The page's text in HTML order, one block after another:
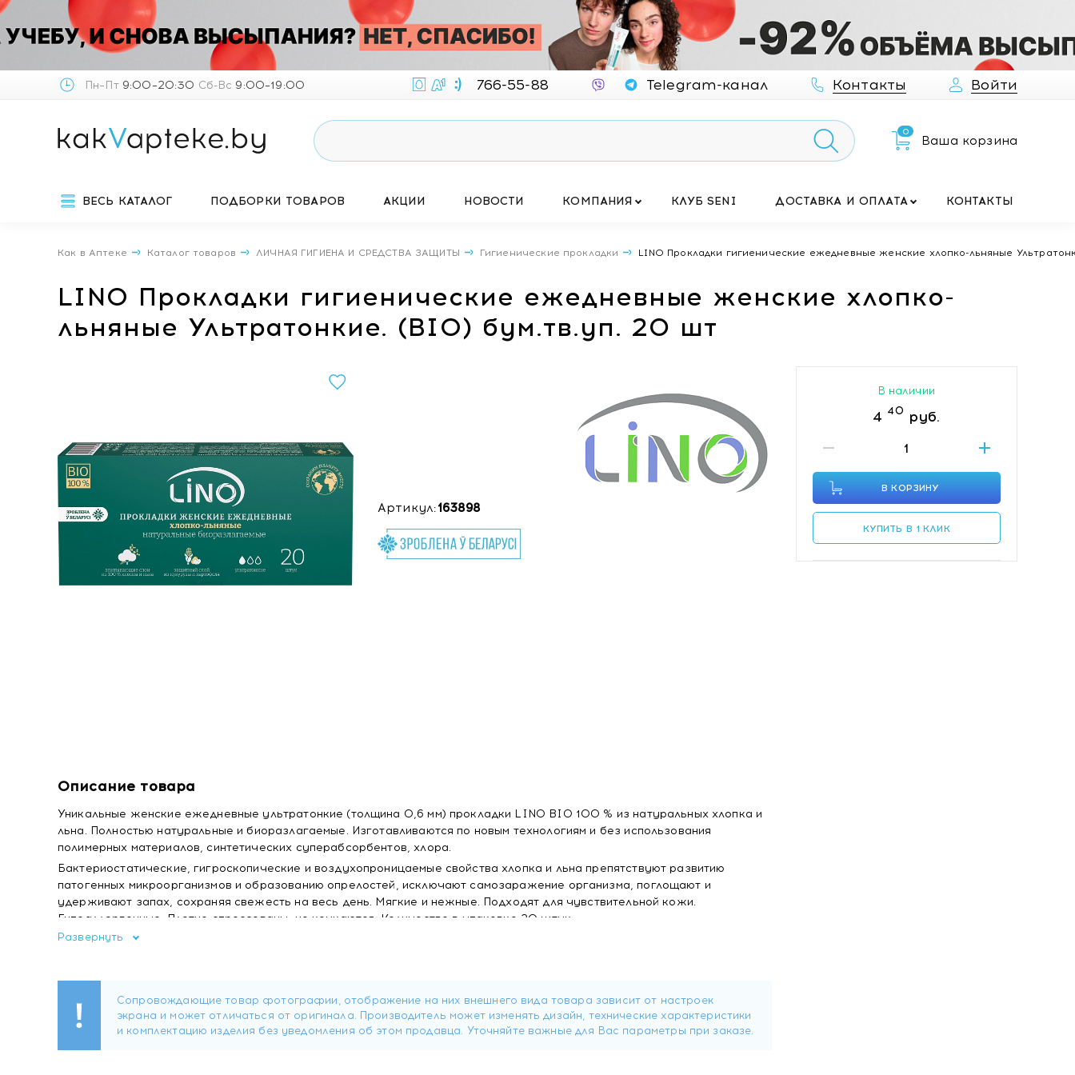
Пн–Пт9:00–20:30 Сб-Вс 9:00–19:00 766-55-88 Telegram-канал Контакты Войти
0
Ваша корзина
ВЕСЬ КАТАЛОГ ПОДБОРКИ ТОВАРОВ АКЦИИ НОВОСТИ КОМПАНИЯ КЛУБ SENI ДОСТАВКА И ОПЛАТА КОНТАКТЫ
Как в Аптеке Каталог товаров ЛИЧНАЯ ГИГИЕНА И СРЕДСТВА ЗАЩИТЫ Гигиенические прокладки LINO Прокладки гигиенические ежедневные женские хлопко-льняные
LINO Прокладки гигиенические ежедневные женские хлопко-
льняные Ультратонкие. (BIO) бум.тв.уп. 20 шт
Артикул:163898
Описание товара
Уникальные женские ежедневные ультратонкие (толщина 0,6 мм) прокладки LINO BIO 100 % из натуральных хлопка и
льна. Полностью натуральные и биоразлагаемые. Изготавливаются по новым технологиям и без использования
полимерных материалов, синтетических суперабсорбентов, хлора.
Бактериостатические, гигроскопические и воздухопроницаемые свойства хлопка и льна препятствуют развитию
патогенных микроорганизмов и образованию опрелостей, исключают самозаражение организма, поглощают и
удерживают запах, сохраняя свежесть на весь день. Мягкие и нежные. Подходят для чувствительной кожи.
Гипоаллергенные. Плотно спрессованы, не комкаются. Количество в упаковке 20 штук.
Прокладки LINO созданы для женщин, которые заботятся о своем здоровье и окружающей среде!
минералы и масла, которые придают мягкость и сухость поверхности, прилегающей к телу;
бактериостатические* свойства хлопка и льна: сдерживают размножение микроорганизмов (попадающих на
Развернуть
В наличии
4 40 руб.
В КОРЗИНУ
КУПИТЬ В 1 КЛИК